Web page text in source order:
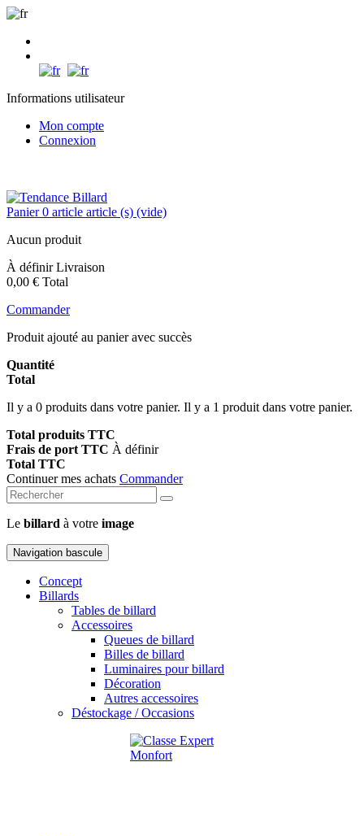
Informations utilisateur
Mon compte
Connexion
Panier 0 article article (s) (vide)
Aucun produit
À définirLivraison
0,00 € Total
Commander
Produit ajouté au panier avec succès
Quantité
Total
Il y a 0 produits dans votre panier. Il y a 1 produit dans votre panier.
Total produits TTC
Frais de port TTC À définir
Total TTC
Continuer mes achats Commander
Le billard à votre image
Navigation bascule
Concept
Billards
Tables de billard
Accessoires
Queues de billard
Billes de billard
Luminaires pour billard
Décoration
Autres accessoires
Déstockage / Occasions